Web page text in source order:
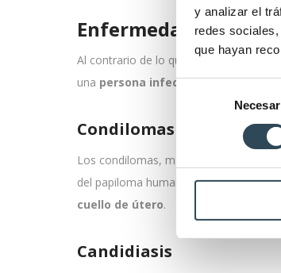
y analizar el
redes
que hayan
Selección
consentimiento
Enfermedades
Al contrario de lo que muchas personas
una persona infectada.
Condilomas
Los condilomas, más conocidos
del papiloma humano y se transmiten
cuello de útero.
Candidiasis